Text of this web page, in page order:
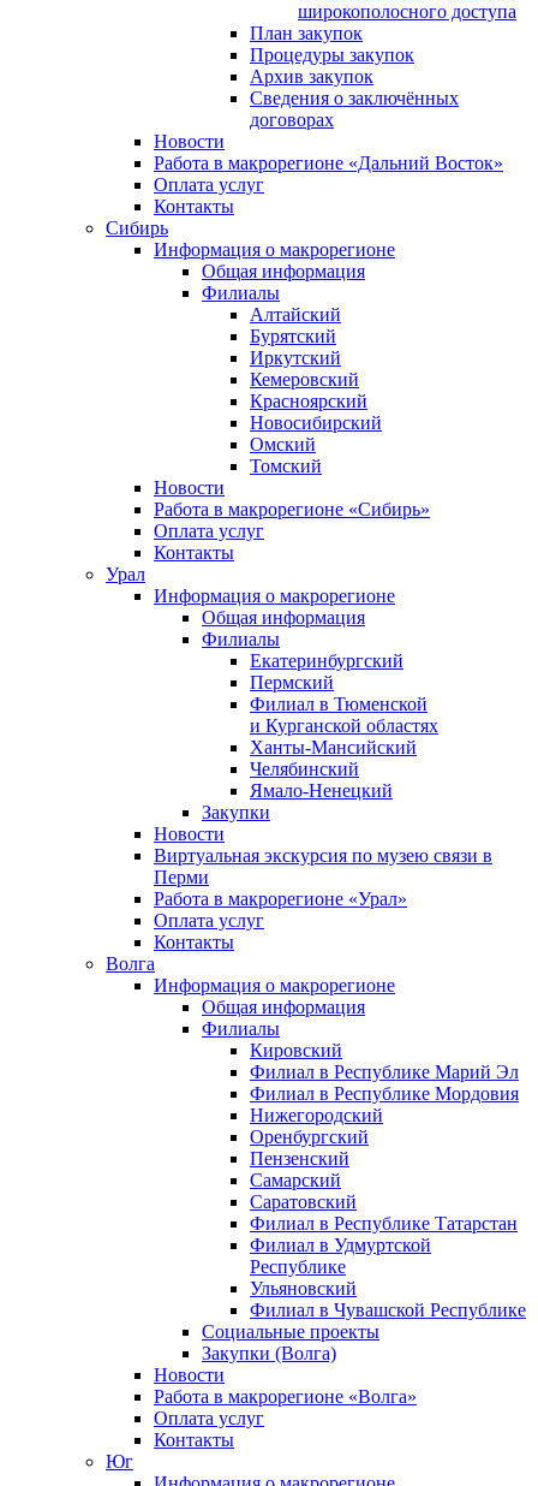
широкополосного доступа
План закупок
Процедуры закупок
Архив закупок
Сведения о заключённых
договорах
Новости
Работа в макрорегионе «Дальний Восток»
Оплата услуг
Контакты
Сибирь
Информация о макрорегионе
Общая информация
Филиалы
Алтайский
Бурятский
Иркутский
Кемеровский
Красноярский
Новосибирский
Омский
Томский
Новости
Работа в макрорегионе «Сибирь»
Оплата услуг
Контакты
Урал
Информация о макрорегионе
Общая информация
Филиалы
Екатеринбургский
Пермский
Филиал в Тюменской
и Курганской областях
Ханты-Мансийский
Челябинский
Ямало-Ненецкий
Закупки
Новости
Виртуальная экскурсия по музею связи в
Перми
Работа в макрорегионе «Урал»
Оплата услуг
Контакты
Волга
Информация о макрорегионе
Общая информация
Филиалы
Кировский
Филиал в Республике Марий Эл
Филиал в Республике Мордовия
Нижегородский
Оренбургский
Пензенский
Самарский
Саратовский
Филиал в Республике Татарстан
Филиал в Удмуртской
Республике
Ульяновский
Филиал в Чувашской Республике
Социальные проекты
Закупки (Волга)
Новости
Работа в макрорегионе «Волга»
Оплата услуг
Контакты
Юг